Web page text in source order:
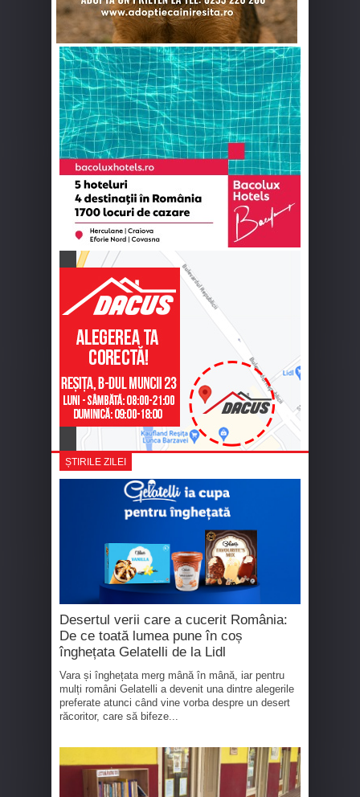
ȘTIRILE ZILEI
Desertul verii care a cucerit România:
De ce toată lumea pune în coș
înghețata Gelatelli de la Lidl
Vara și înghețata merg mână în mână, iar pentru
mulți români Gelatelli a devenit una dintre alegerile
preferate atunci când vine vorba despre un desert
răcoritor, care să bifeze...